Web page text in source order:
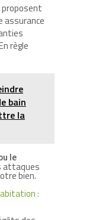
proposent
assurance
règle
bain
la
le
attaques
bien.
: